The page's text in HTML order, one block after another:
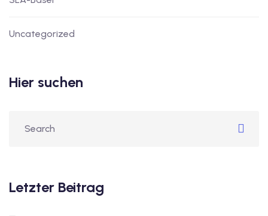
B2
Uncategorized
Hier suchen
Letzter Beitrag